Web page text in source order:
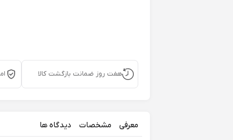
هفت روز ضمانت بازگشت کالا
معرفی مشخصات دیدگاه ها